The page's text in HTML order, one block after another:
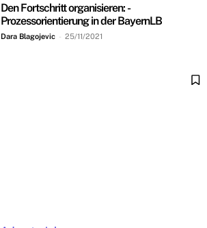
Den Fortschritt organisieren: ­
Prozessorientierung in der BayernLB
Dara Blagojevic - 25/11/2021